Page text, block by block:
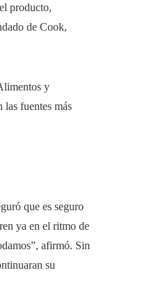
producto,
de Cook,
y
fuentes más
que es seguro
ya en el ritmo de
afirmó. Sin
su